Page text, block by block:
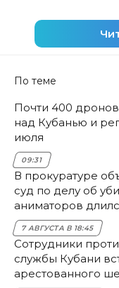
По теме
Почти 400
над Кубанью и
июля
09:31
В прокуратуре
суд по делу об
аниматоров
7 АВГУСТА В 18:45
Сотрудники
службы Кубани
арестованного